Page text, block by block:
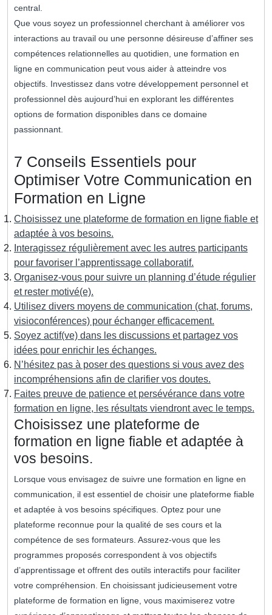
central.
Que vous soyez un professionnel cherchant à améliorer vos
interactions au travail ou une personne désireuse d’affiner ses
compétences relationnelles au quotidien, une formation en
ligne en communication peut vous aider à atteindre vos
objectifs. Investissez dans votre développement personnel et
professionnel dès aujourd’hui en explorant les différentes
options de formation disponibles dans ce domaine
passionnant.
7 Conseils Essentiels pour
Optimiser Votre Communication en
Formation en Ligne
Choisissez une plateforme de formation en ligne fiable et
adaptée à vos besoins.
Interagissez régulièrement avec les autres participants
pour favoriser l’apprentissage collaboratif.
Organisez-vous pour suivre un planning d’étude régulier
et rester motivé(e).
Utilisez divers moyens de communication (chat, forums,
visioconférences) pour échanger efficacement.
Soyez actif(ve) dans les discussions et partagez vos
idées pour enrichir les échanges.
N’hésitez pas à poser des questions si vous avez des
incompréhensions afin de clarifier vos doutes.
Faites preuve de patience et persévérance dans votre
formation en ligne, les résultats viendront avec le temps.
Choisissez une plateforme de
formation en ligne fiable et adaptée à
vos besoins.
Lorsque vous envisagez de suivre une formation en ligne en
communication, il est essentiel de choisir une plateforme fiable
et adaptée à vos besoins spécifiques. Optez pour une
plateforme reconnue pour la qualité de ses cours et la
compétence de ses formateurs. Assurez-vous que les
programmes proposés correspondent à vos objectifs
d’apprentissage et offrent des outils interactifs pour faciliter
votre compréhension. En choisissant judicieusement votre
plateforme de formation en ligne, vous maximiserez votre